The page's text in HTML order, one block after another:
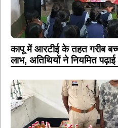
कापू में आरटीई के तहत गरीब
लाभ, अतिथियों ने नियमित